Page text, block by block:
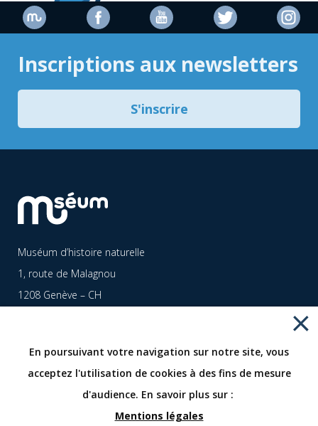
Inscriptions aux newsletters
S'inscrire
Muséum d’histoire naturelle
1, route de Malagnou
1208 Genève – CH
www.museum-geneve.ch
info.museum@geneve.ch
En poursuivant votre navigation sur notre site, vous
acceptez l'utilisation de cookies à des fins de mesure
d'audience. En savoir plus sur :
Mentions légales